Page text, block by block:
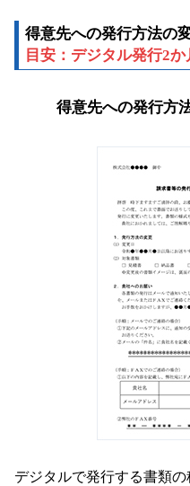
得意先への発行方法の
目安：デジタル発行2か
得意先への発行方
デジタルで発行する書類